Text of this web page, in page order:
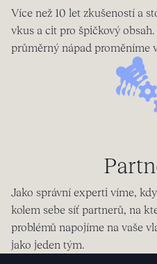
Více než 10 let zkušeností a
vkus a cit pro špičkový
průměrný nápad proměníme
Jako správní experti víme,
kolem sebe síť partnerů, na
problémů napojíme na vaše
jako jeden tým.